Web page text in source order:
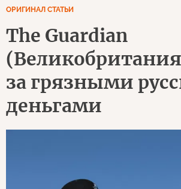
ОРИГИНАЛ СТАТЬИ
The Guardian
за грязными
деньгами